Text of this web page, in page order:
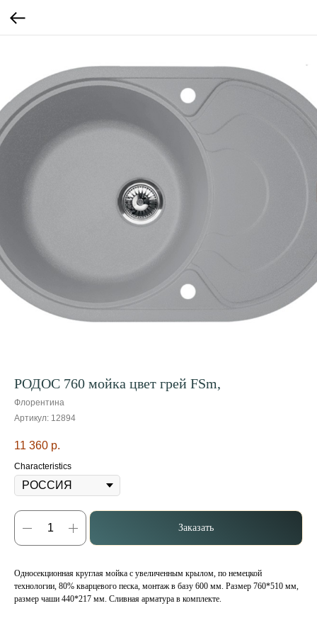
РОДОС 760 мойка цвет грей FSm,
Флорентина
Артикул: 12894
11 360 р.
Characteristics
Заказать
Односекционная круглая мойка с увеличенным крылом, по немецкой
технологии, 80% кварцевого песка, монтаж в базу 600 мм. Размер 760*510 мм,
размер чаши 440*217 мм. Сливная арматура в комплекте.